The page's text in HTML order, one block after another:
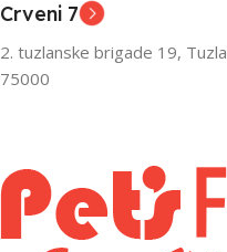
FILTRIRAJ PO TEŽINI
1kg – 3kg
Crveni 7
2. tuzlanske brigade 19, Tuzla
75000